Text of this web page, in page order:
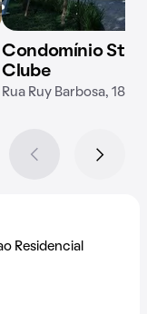
Condomínio
Clube
Rua Ruy Barbosa, 184
Residencial